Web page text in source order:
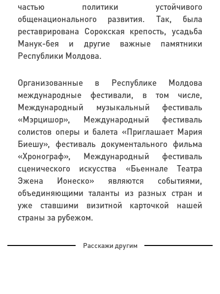
частью политики устойчивого
общенационального развития. Так, была
реставрирована Сорокская крепость, усадьба
Манук-бея и другие важные памятники
Республики Молдова.
Организованные в Республике Молдова
международные фестивали, в том числе,
Международный музыкальный фестиваль
«Мэрцишор», Международный фестиваль
солистов оперы и балета «Приглашает Мария
Биешу», фестиваль документального фильма
«Хронограф», Международный фестиваль
сценического искусства «Бьеннале Театра
Эжена Ионеско» являются событиями,
объединяющими таланты из разных стран и
уже ставшими визитной карточкой нашей
страны за рубежом.
Расскажи другим